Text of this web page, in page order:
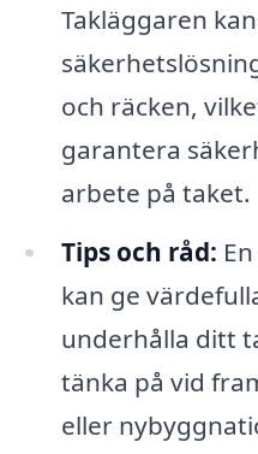
Takläggaren
och räcken,
garantera
arbete på taket.
Tips och råd:
kan ge
underhålla ditt
tänka på vid
eller